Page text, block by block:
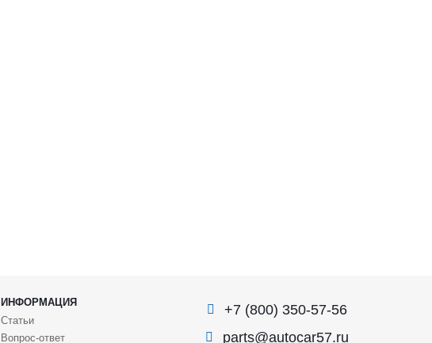
ИНФОРМАЦИЯ
Статьи
Вопрос-ответ
+7 (800) 350-57-56
parts@autocar57.ru